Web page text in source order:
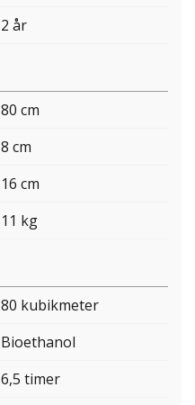
2 år
80 cm
8 cm
16 cm
11 kg
80 kubikmeter
Bioethanol
6,5 timer